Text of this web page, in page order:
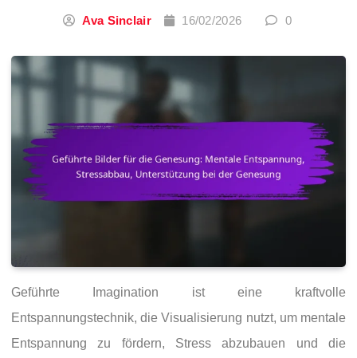
Ava Sinclair 16/02/2026 0
Geführte Imagination ist eine kraftvolle
Entspannungstechnik, die Visualisierung nutzt, um mentale
Entspannung zu fördern, Stress abzubauen und die